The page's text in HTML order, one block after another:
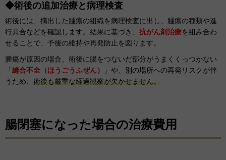
◆術後の追加治療と病理検査
術後には、摘出した腫瘍の組織を病理検査に出し、腫瘍の種類や進
行具合などを確認します。結果に基づき、 抗がん剤治療を組み合わ
せることで、予後の維持や再発防止を図ります。
腫瘍が原因の場合、術後に腸をつないだ部分がうまくくっつかない
「 縫合不全（ほうごうふぜん）
」や、別の場所への再発リスクが伴
うため、 術後も厳重な経過観察が欠かせません。
腸閉塞になった場合の治療費用